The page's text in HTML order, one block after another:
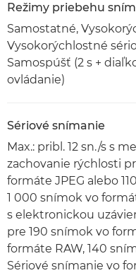
Režimy priebehu
Samostatné,
Vysokorýchlostné
Samospúšť (2 s +
ovládanie)
Sériové snímanie
Max.: pribl. 12 sn./s s
zachovanie rýchlosti
formáte JPEG alebo
1 000 snímok vo
s elektronickou
pre 190 snímok vo
formáte RAW, 140
Sériové snímanie vo